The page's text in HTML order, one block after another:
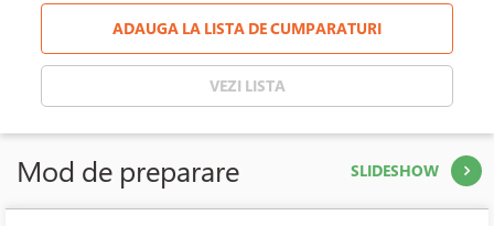
ADAUGA LA LISTA DE CUMPARATURI
VEZI LISTA
Mod de preparare SLIDESHOW